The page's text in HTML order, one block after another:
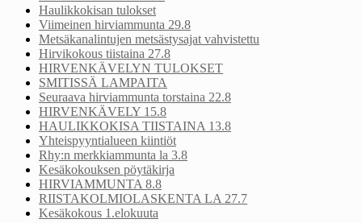
Haulikkokisan tulokset
Viimeinen hirviammunta 29.8
Metsäkanalintujen metsästysajat vahvistettu
Hirvikokous tiistaina 27.8
HIRVENKÄVELYN TULOKSET
SMITISSÄ LAMPAITA
Seuraava hirviammunta torstaina 22.8
HIRVENKÄVELY 15.8
HAULIKKOKISA TIISTAINA 13.8
Yhteispyyntialueen kiintiöt
Rhy:n merkkiammunta la 3.8
Kesäkokouksen pöytäkirja
HIRVIAMMUNTA 8.8
RIISTAKOLMIOLASKENTA LA 27.7
Kesäkokous 1.elokuuta